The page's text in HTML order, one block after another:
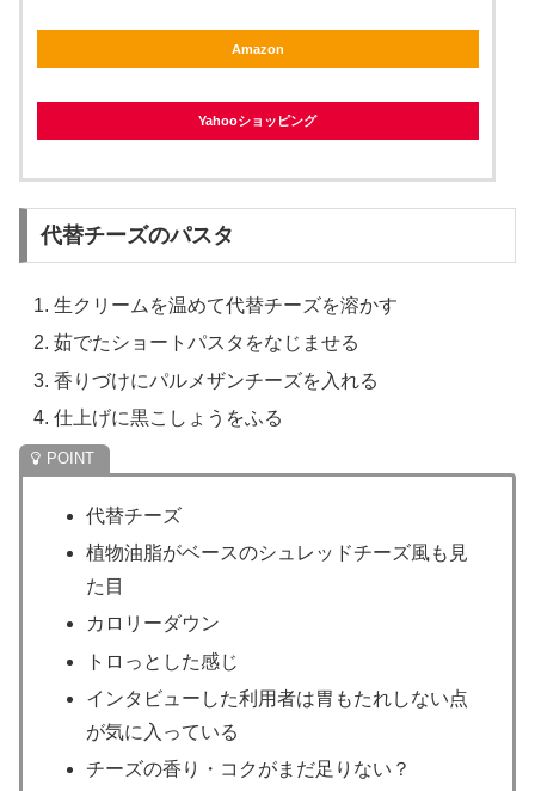
Amazon
Yahooショッピング
代替チーズのパスタ
生クリームを温めて代替チーズを溶かす
茹でたショートパスタをなじませる
香りづけにパルメザンチーズを入れる
仕上げに黒こしょうをふる
代替チーズ
植物油脂がベースのシュレッドチーズ風も見
た目
カロリーダウン
トロっとした感じ
インタビューした利用者は胃もたれしない点
が気に入っている
チーズの香り・コクがまだ足りない？